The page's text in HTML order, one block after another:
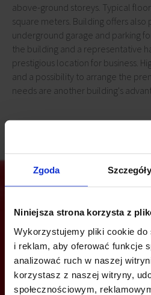
Zgoda Szczegóły
Niniejsza strona korzysta z
Wykorzystujemy pliki cookie do
i reklam, aby oferować funkcje
analizować ruch w naszej
korzystasz z naszej witryny,
społecznościowym,
above-ground storeys. Typical
square meters. Building offers also
underground garage and parking
the building and a representative
prestigious location for business.
and a possibility to arrange the
needs are another building's
Are you interested in
CALL US AND FIND OUT MORE